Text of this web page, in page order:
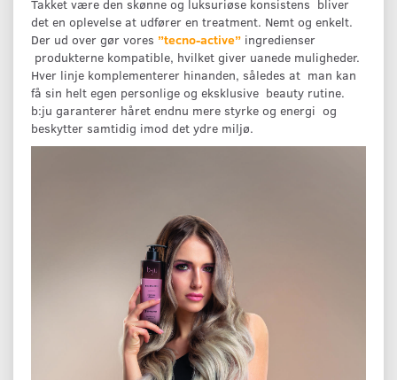
Takket være den skønne og luksuriøse konsistens bliver
det en oplevelse at udfører en treatment. Nemt og enkelt.
Der ud over gør vores ”tecno-active” ingredienser
produkterne kompatible, hvilket giver uanede muligheder.
Hver linje komplementerer hinanden, således at man kan
få sin helt egen personlige og eksklusive beauty rutine.
b:ju garanterer håret endnu mere styrke og energi og
beskytter samtidig imod det ydre miljø.